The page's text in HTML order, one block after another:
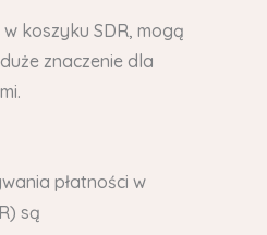
koszyku SDR, mogą
znaczenie dla
płatności w
są